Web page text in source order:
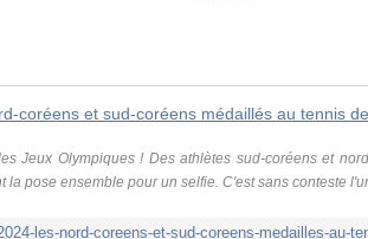
Jeux Olympiques ! Des athlètes sud-coréens et
la pose ensemble pour un selfie. C'est sans conteste